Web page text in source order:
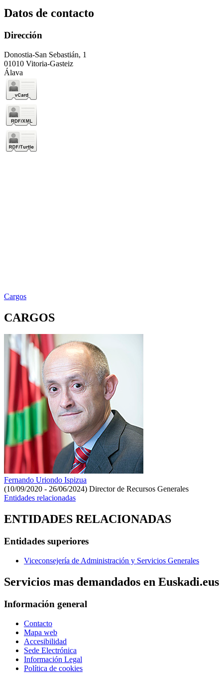
Datos de contacto
Dirección
Donostia-San Sebastián, 1
01010 Vitoria-Gasteiz
Álava
Cargos
CARGOS
Fernando Uriondo Ispizua
(10/09/2020 - 26/06/2024) Director de Recursos Generales
Entidades relacionadas
ENTIDADES RELACIONADAS
Entidades superiores
Viceconsejería de Administración y Servicios Generales
Servicios mas demandados en Euskadi.eus
Información general
Contacto
Mapa web
Accesibilidad
Sede Electrónica
Información Legal
Política de cookies